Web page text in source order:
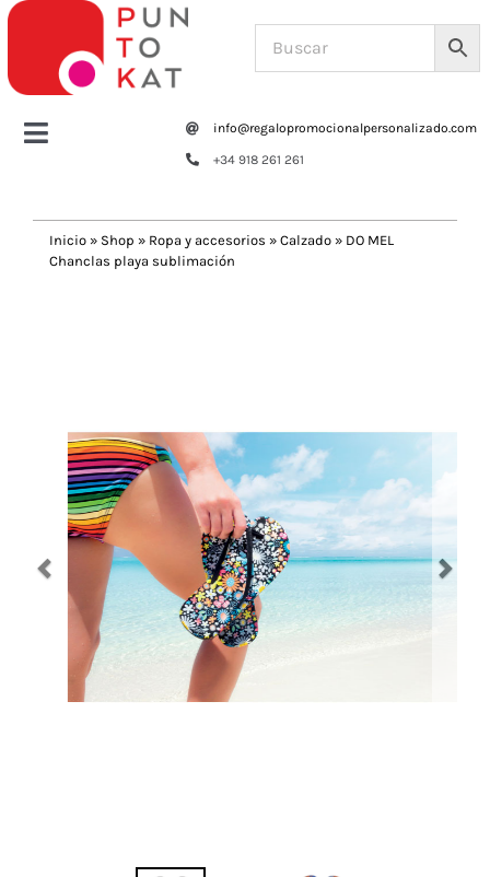
Saltar
contenido
Toggle
Tazas y botellas
Escritura
Navidad 🎄 Invierno
Tecnología
Más Regalos
info@regalopromocionalpersonalizado.com
+34 918 261 261
Inicio » Shop » Ropa y accesorios » Calzado » DO MEL
Chanclas playa sublimación